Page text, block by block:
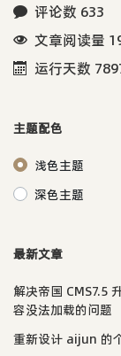
评论数 633
文章阅读量
运行天数
主题配色
浅色主题
深色主题
最新文章
解决帝国 CMS7.5
容没法加载的问题
重新设计 aijun 的